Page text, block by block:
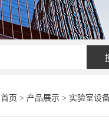
首页 > 产品展示> 实验室设